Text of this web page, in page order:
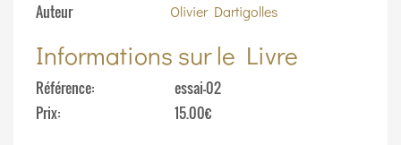
Auteur Olivier Dartigolles
Informations sur le Livre
Référence
essai-02
Prix
15.00€